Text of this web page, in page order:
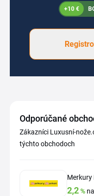
+10 €
Odporúčané
Zákazníci Luxusní-
týchto obchodoch
Merkury
2,2%